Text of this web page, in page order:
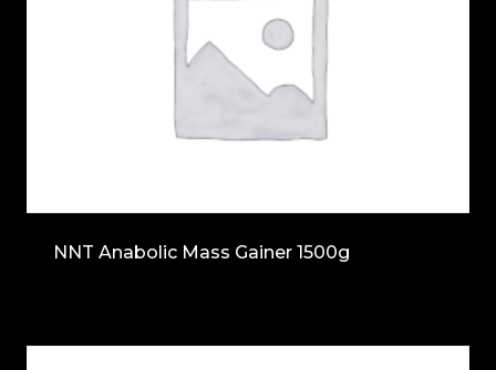
NNT Anabolic Mass Gainer 1500g